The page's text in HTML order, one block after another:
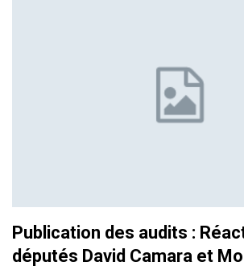
Publication des audits :
députés David Camara et